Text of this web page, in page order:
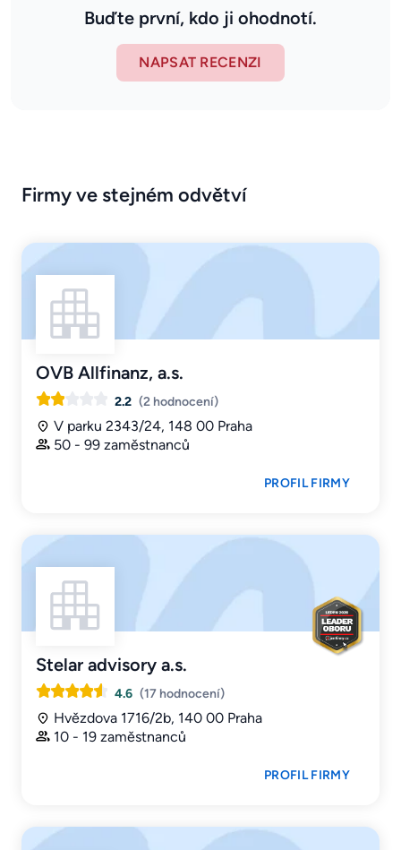
Buďte první, kdo ji ohodnotí.
NAPSAT RECENZI
Firmy ve stejném odvětví
OVB Allfinanz, a.s.
2.2 (2 hodnocení)
V parku 2343/24, 148 00 Praha
50 - 99 zaměstnanců
PROFIL FIRMY
Stelar advisory a.s.
4.6 (17 hodnocení)
Hvězdova 1716/2b, 140 00 Praha
10 - 19 zaměstnanců
PROFIL FIRMY